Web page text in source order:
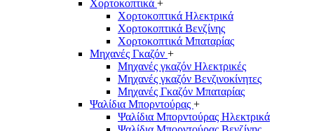
Χορτοκοπτικά +
Χορτοκοπτικά Ηλεκτρικά
Χορτοκοπτικά Βενζίνης
Χορτοκοπτικά Μπαταρίας
Μηχανές Γκαζόν +
Μηχανές γκαζόν Ηλεκτρικές
Μηχανές γκαζόν Βενζινοκίνητες
Μηχανές Γκαζόν Μπαταρίας
Ψαλίδια Μπορντούρας +
Ψαλίδια Μπορντούρας Hλεκτρικά